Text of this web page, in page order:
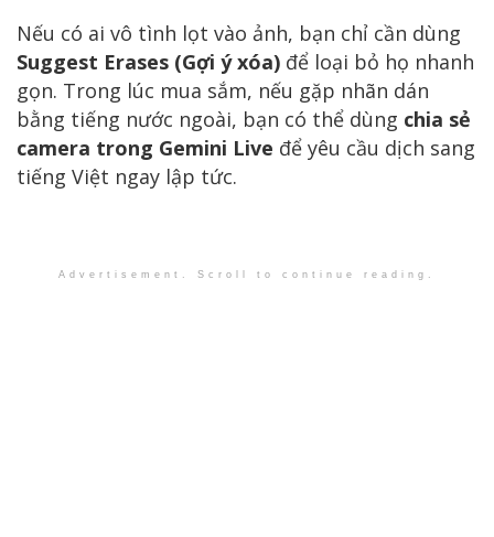
Nếu có ai vô tình lọt vào ảnh, bạn chỉ cần dùng
Suggest Erases (Gợi ý xóa) để loại bỏ họ nhanh
gọn. Trong lúc mua sắm, nếu gặp nhãn dán
bằng tiếng nước ngoài, bạn có thể dùng chia sẻ
camera trong Gemini Live để yêu cầu dịch sang
tiếng Việt ngay lập tức.
Advertisement. Scroll to continue reading.